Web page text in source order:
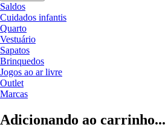
Saldos
Cuidados infantis
Quarto
Vestuário
Sapatos
Brinquedos
Jogos ao ar livre
Outlet
Marcas
Adicionando ao carrinho...